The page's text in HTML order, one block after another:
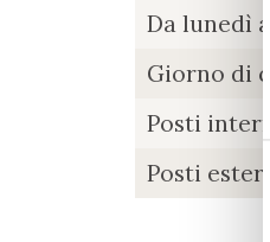
Da lunedì
Giorno di
Posti interni
Posti